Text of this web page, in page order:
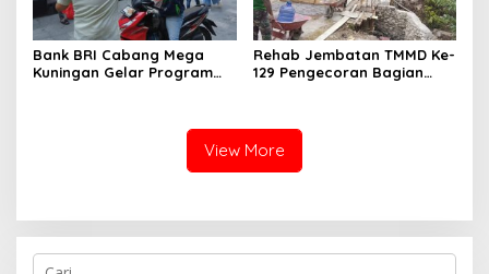
Bank BRI Cabang Mega
Kuningan Gelar Program
Rehab Jembatan TMMD Ke-
129 Pengecoran Bagian
Sesor Segera Lebih Aman
dan Lancar
View More
C